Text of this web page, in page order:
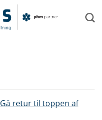
Gå retur til toppen af